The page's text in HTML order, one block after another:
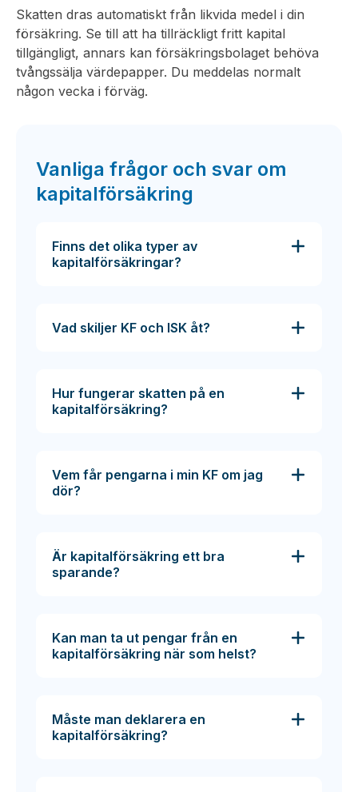
Skatten dras automatiskt från likvida medel i din
försäkring. Se till att ha tillräckligt fritt kapital
tillgängligt, annars kan försäkringsbolaget behöva
tvångssälja värdepapper. Du meddelas normalt
någon vecka i förväg.
Vanliga frågor och svar om
kapitalförsäkring
Finns det olika typer av
kapitalförsäkringar?
Vad skiljer KF och ISK åt?
Hur fungerar skatten på en
kapitalförsäkring?
Vem får pengarna i min KF om jag
dör?
Är kapitalförsäkring ett bra
sparande?
Kan man ta ut pengar från en
kapitalförsäkring när som helst?
Måste man deklarera en
kapitalförsäkring?